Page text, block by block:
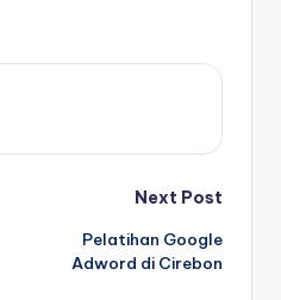
Next Post
Pelatihan Google
Adword di Cirebon